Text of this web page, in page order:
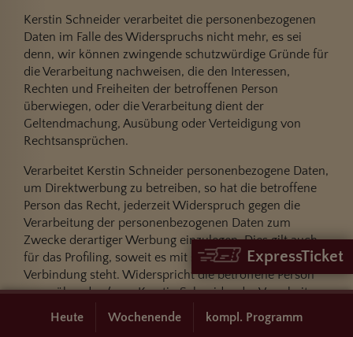
Heute Wochenende kompl. Programm
ExpressTicket
Kerstin Schneider verarbeitet die personenbezogenen
Daten im Falle des Widerspruchs nicht mehr, es sei
denn, wir können zwingende schutzwürdige Gründe für
die Verarbeitung nachweisen, die den Interessen,
Rechten und Freiheiten der betroffenen Person
überwiegen, oder die Verarbeitung dient der
Geltendmachung, Ausübung oder Verteidigung von
Rechtsansprüchen.
Verarbeitet Kerstin Schneider personenbezogene Daten,
um Direktwerbung zu betreiben, so hat die betroffene
Person das Recht, jederzeit Widerspruch gegen die
Verarbeitung der personenbezogenen Daten zum
Zwecke derartiger Werbung einzulegen. Dies gilt auch
für das Profiling, soweit es mit solcher Direktwerbung in
Verbindung steht. Widerspricht die betroffene Person
gegenüber der / von Kerstin Schneider der Verarbeitung
für Zwecke der Direktwerbung, so wird Kerstin
Schneider die personenbezogenen Daten nicht mehr für